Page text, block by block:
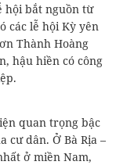
hội bắt nguồn từ
các lễ hội Kỳ yên
Thành Hoàng
hậu hiền có công
quan trọng bậc
cư dân. Ở Bà Rịa –
ở miền Nam,